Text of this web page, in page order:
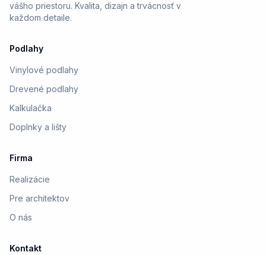
vášho priestoru. Kvalita, dizajn a trvácnosť v
každom detaile.
Podlahy
Vinylové podlahy
Drevené podlahy
Kalkulačka
Doplnky a lišty
Firma
Realizácie
Pre architektov
O nás
Kontakt